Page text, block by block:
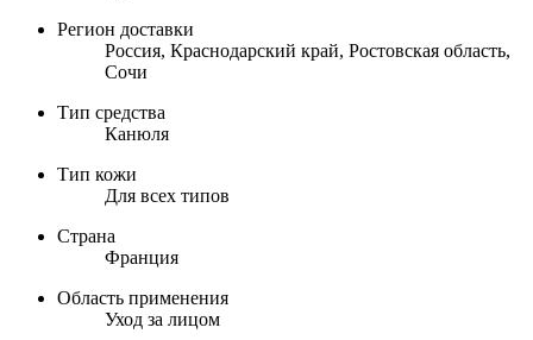
Регион доставки
Россия, Краснодарский край, Ростовская область,
Сочи
Тип средства
Канюля
Тип кожи
Для всех типов
Страна
Франция
Область применения
Уход за лицом